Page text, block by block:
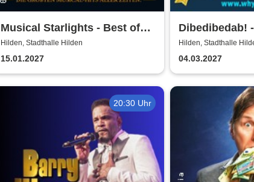
Musical Starlights - Best of
Musicals
Hilden, Stadthalle Hilden
15.01.2027
Dibedibedab!
Kikaninchen-
Hilden, Stadthalle
04.03.2027
20:30 Uhr